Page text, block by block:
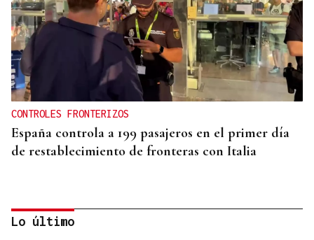
CONTROLES FRONTERIZOS
España controla a 199 pasajeros en el primer día
de restablecimiento de fronteras con Italia
Lo último